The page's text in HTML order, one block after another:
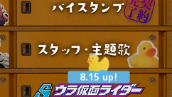
8.15 up!